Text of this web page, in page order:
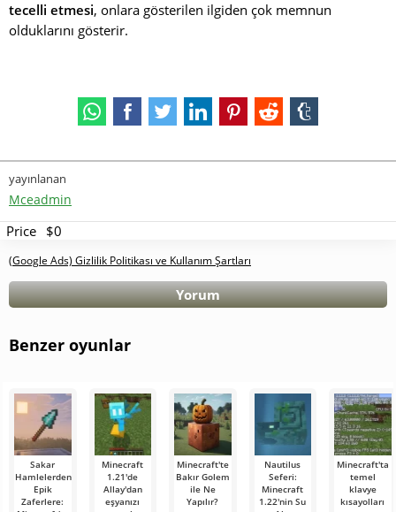
tecelli etmesi, onlara gösterilen ilgiden çok memnun
olduklarını gösterir.
yayınlanan
Mceadmin
Price $0
(Google Ads) Gizlilik Politikası ve Kullanım Şartları
Yorum
Benzer oyunlar
Sakar
Hamlelerden
Epik
Zaferlere:
Minecraft
1.21'de
Allay'dan
eşyanızı
Minecraft'te
Bakır Golem
ile Ne
Yapılır?
Nautilus
Seferi:
Minecraft
1.22'nin Su
Minecraft'ta
temel
klavye
kısayolları